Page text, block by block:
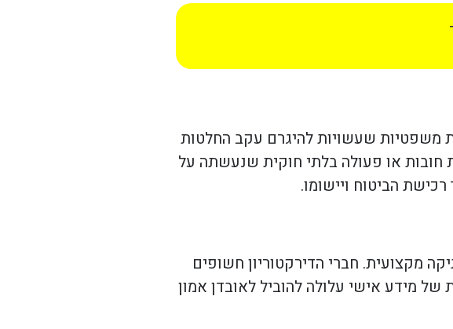
משפטיות שעשויות להיגרם עקב החלטות
או פעולה בלתי חוקית שנעשתה על
הביטוח ויישומו.
מקצועית. חברי הדירקטוריון חשופים
מידע אישי עלולה להוביל לאובדן אמון